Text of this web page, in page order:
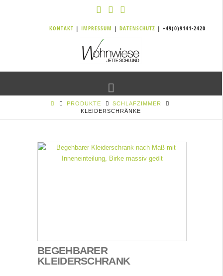
KONTAKT | IMPRESSUM | DATENSCHUTZ | +49(0)9141-2420
PRODUKTE
SCHLAFZIMMER
KLEIDERSCHRÄNKE
BEGEHBARER
KLEIDERSCHRANK